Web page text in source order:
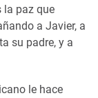
la paz que
a Javier, a
su padre, y a
le hace